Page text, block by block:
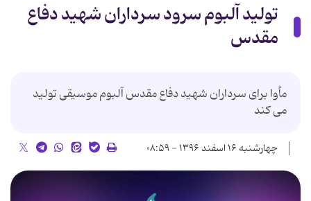
تولید آلبوم سرود سرداران شهید دفاع
مقدس
مأوا برای سرداران شهید دفاع مقدس آلبوم موسیقی تولید
می کند
چهارشنبه ۱۶ اسفند ۱۳۹۶ - ۰۸:۵۹